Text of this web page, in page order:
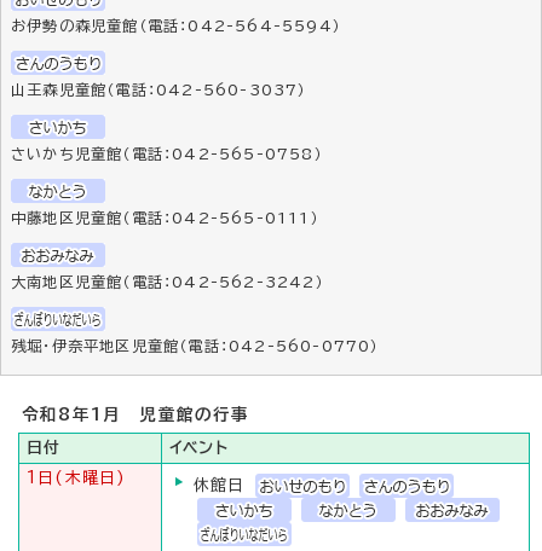
お伊勢の森児童館（電話：042-564-5594）
山王森児童館（電話：042-560-3037）
さいかち児童館（電話：042-565-0758）
中藤地区児童館（電話：042-565-0111）
大南地区児童館（電話：042-562-3242）
残堀・伊奈平地区児童館（電話：042-560-0770）
令和8年1月 児童館の行事
日付
イベント
1日(木曜日)
休館日